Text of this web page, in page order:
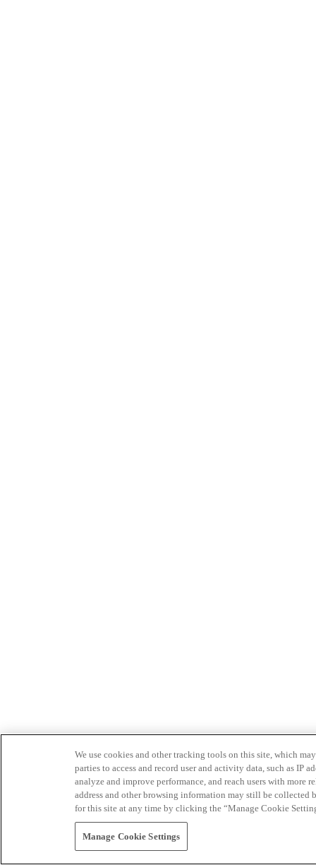
We use cookies and other tracking tools on this site, which
parties to access and record user and activity data, such as IP
analyze and improve performance, and reach users with
address and other browsing information may still be collected
for this site at any time by clicking the “Manage Cookie
Manage Cookie Settings